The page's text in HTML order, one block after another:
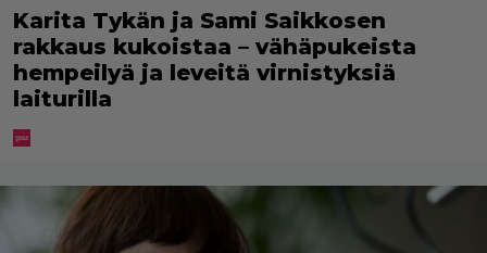
Karita Tykän ja Sami Saikkosen
rakkaus kukoistaa – vähäpukeista
hempeilyä ja leveitä virnistyksiä
laiturilla